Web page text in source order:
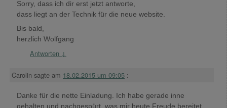
Sorry, dass ich dir erst jetzt antworte,
dass liegt an der Technik für die neue website.
Bis bald,
herzlich Wolfgang
Antworten ↓
Carolin sagte am 18.02.2015 um 09:05 :
Danke für die nette Einladung. Ich habe gerade inne
gehalten und nachgespürt, was mir heute Freude bereitet.